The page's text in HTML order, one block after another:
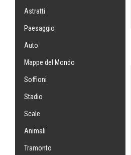
Astratti
Paesaggio
Auto
Mappe del Mondo
Soffioni
Stadio
Scale
Animali
Tramonto